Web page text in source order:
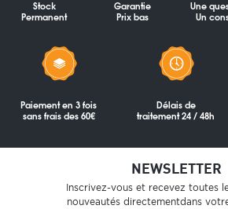
Stock
Permanent
Garantie
Prix bas
Une
Un
Paiement en 3 fois
sans frais des 60€
Délais de
traitement 24 / 48h
NEWSLETTER
Inscrivez-vous et recevez toutes
nouveautés directementdans